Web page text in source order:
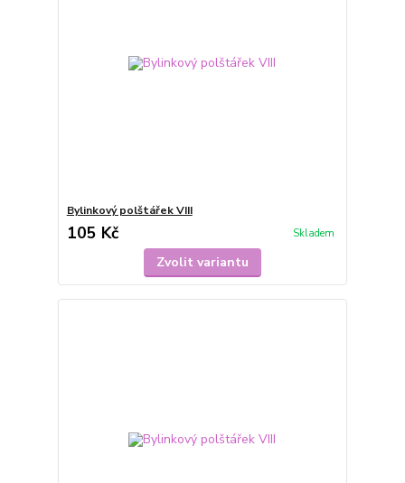
Bylinkový polštářek VIII
105 Kč Skladem
Zvolit variantu